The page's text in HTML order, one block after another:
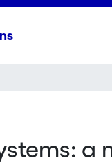
a